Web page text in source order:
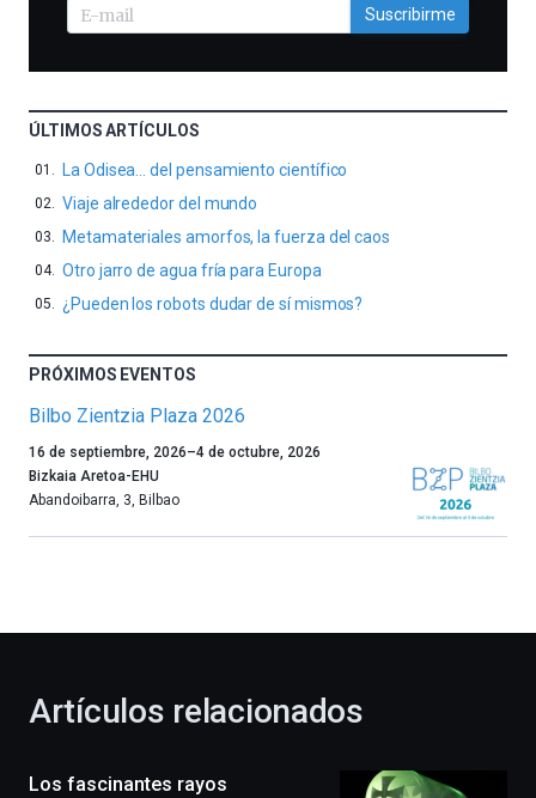
Suscribirme
ÚLTIMOS ARTÍCULOS
La Odisea… del pensamiento científico
Viaje alrededor del mundo
Metamateriales amorfos, la fuerza del caos
Otro jarro de agua fría para Europa
¿Pueden los robots dudar de sí mismos?
PRÓXIMOS EVENTOS
Bilbo Zientzia Plaza 2026
Un
año
más,
celebración
novena
16 de septiembre, 2026–4 de octubre, 2026
Bizkaia Aretoa-EHU
Abandoibarra, 3, Bilbao
Artículos relacionados
Los fascinantes rayos